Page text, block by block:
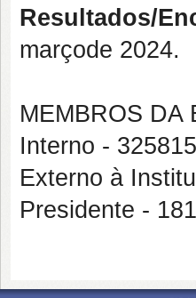
Resultados/
marçode 2024.
MEMBROS DA
Interno -
Externo à
Presidente -